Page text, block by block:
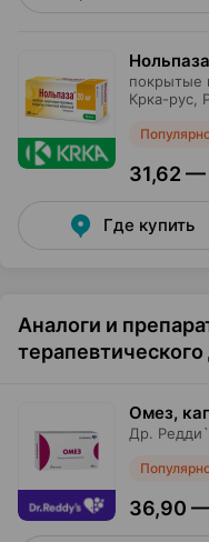
покрытые
Крка-рус ,
31,62 —
Где купить
Аналоги и
терапевтического
Омез,
Др.
36,90